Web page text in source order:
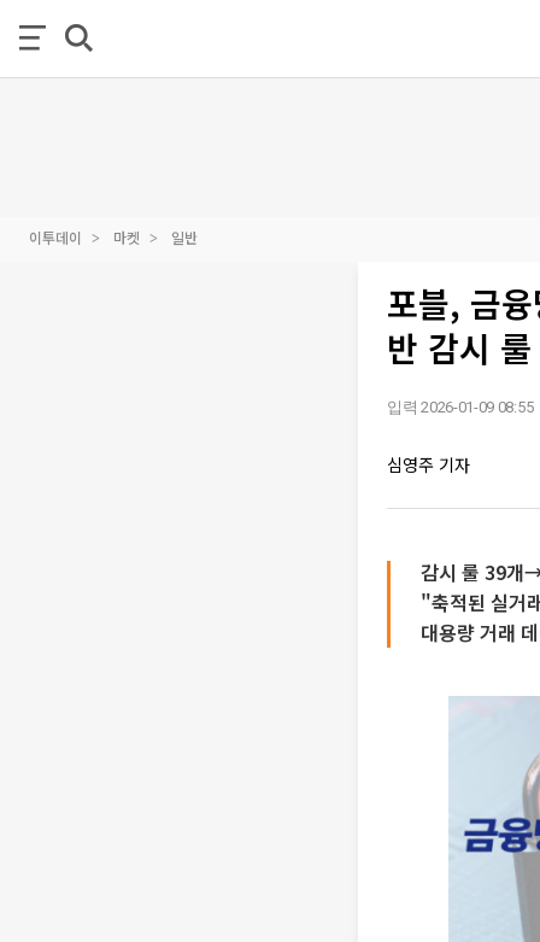
이투데이 마켓 일반
포블, 금
반 감시
입력 2026-01-09 08:55
심영주 기자
감시 룰 39개
"축적된 실거
대용량 거래